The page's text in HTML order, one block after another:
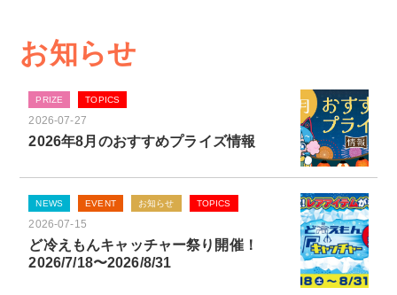
お知らせ
PRIZE TOPICS
2026-07-27
2026年8月のおすすめプライズ情報
NEWS EVENT お知らせ TOPICS
2026-07-15
ど冷えもんキャッチャー祭り開催！
2026/7/18〜2026/8/31